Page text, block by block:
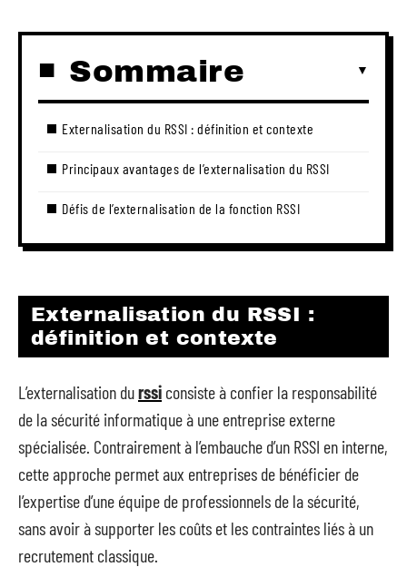
Sommaire
Externalisation du RSSI : définition et contexte
Principaux avantages de l’externalisation du RSSI
Défis de l’externalisation de la fonction RSSI
Externalisation du RSSI :
définition et contexte
L’externalisation durssi consiste à confier la responsabilité
de la sécurité informatique à une entreprise externe
spécialisée. Contrairement à l’embauche d’un RSSI en interne,
cette approche permet aux entreprises de bénéficier de
l’expertise d’une équipe de professionnels de la sécurité,
sans avoir à supporter les coûts et les contraintes liés à un
recrutement classique.